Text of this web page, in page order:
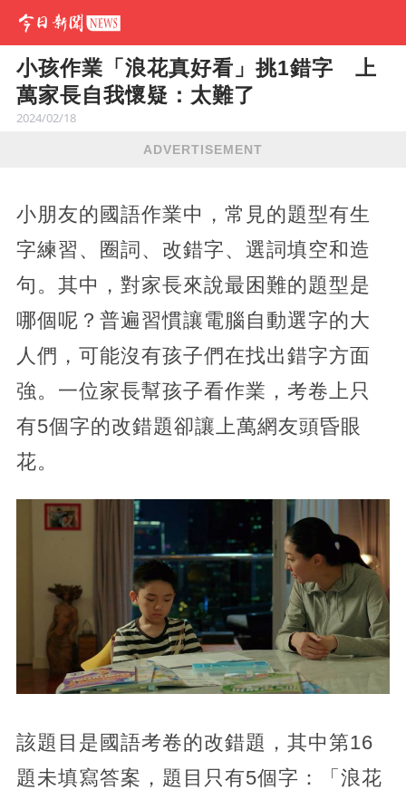
小孩作業「浪花真好看」挑1錯字 上
萬家長自我懷疑：太難了
2024/02/18
ADVERTISEMENT
小朋友的國語作業中，常見的題型有生
字練習、圈詞、改錯字、選詞填空和造
句。其中，對家長來說最困難的題型是
哪個呢？普遍習慣讓電腦自動選字的大
人們，可能沒有孩子們在找出錯字方面
強。一位家長幫孩子看作業，考卷上只
有5個字的改錯題卻讓上萬網友頭昏眼
花。
該題目是國語考卷的改錯題，其中第16
題未填寫答案，題目只有5個字：「浪花